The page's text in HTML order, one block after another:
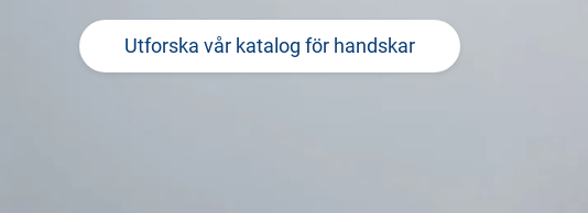
Utforska vår katalog för handskar